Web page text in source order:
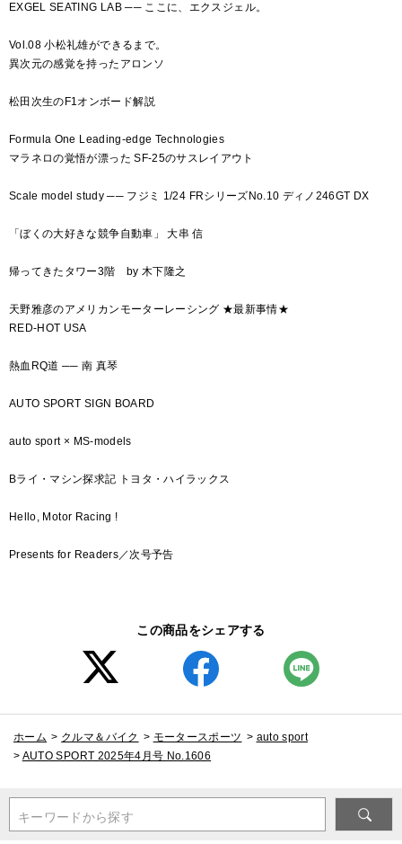
EXGEL SEATING LAB ── ここに、エクスジェル。
Vol.08 小松礼雄ができるまで。
異次元の感覚を持ったアロンソ
松田次生のF1オンボード解説
Formula One Leading-edge Technologies
マラネロの覚悟が漂った SF-25のサスレイアウト
Scale model study ── フジミ 1/24 FRシリーズNo.10 ディノ246GT DX
「ぼくの大好きな競争自動車」 大串 信
帰ってきたタワー3階 by 木下隆之
天野雅彦のアメリカンモーターレーシング ★最新事情★
RED-HOT USA
熱血RQ道 ── 南 真琴
AUTO SPORT SIGN BOARD
auto sport × MS-models
Bライ・マシン探求記 トヨタ・ハイラックス
Hello, Motor Racing !
Presents for Readers／次号予告
この商品をシェアする
ホーム > クルマ＆バイク > モータースポーツ > auto sport
> AUTO SPORT 2025年4月号 No.1606
キーワードから探す